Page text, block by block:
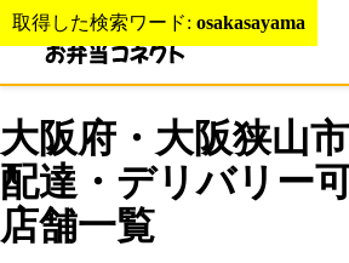
取得した検索ワード: osakasayama
大阪府・大阪狭山
配達・デリバリー
店舗一覧